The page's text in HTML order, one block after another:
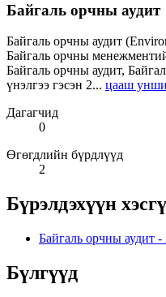
Байгаль орчны аудит
Байгаль орчны аудит
Байгаль орчны
Байгаль орчны аудит,
үнэлгээ гэсэн 2... цааш
Дагагчид
0
Өгөгдлийн бүрдлүүд
2
Бүрэлдэхүүн
Байгаль орчны аудит -
Бүлгүүд